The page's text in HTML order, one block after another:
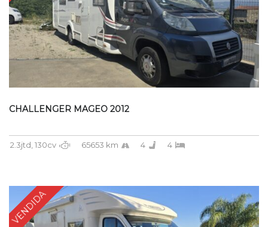
CHALLENGER MAGEO 2012
2.3jtd, 130cv 65653 km 4 4
VENDIDA